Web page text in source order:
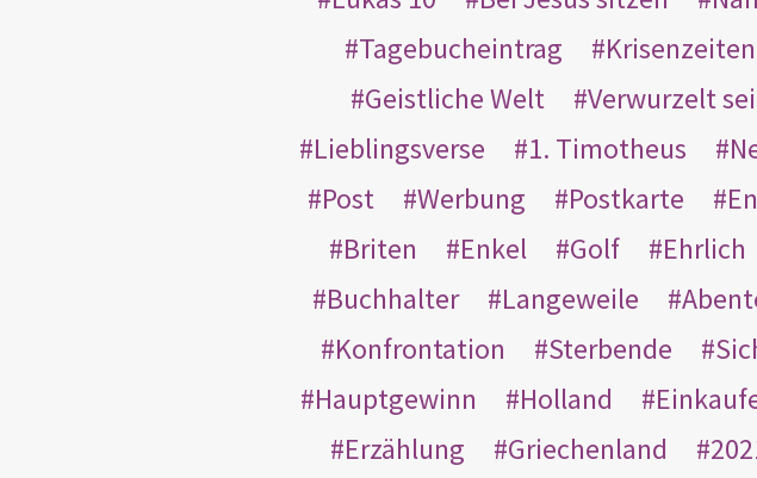
Tagebucheintrag
Krisenzeiten
Geistliche Welt
Verwurzelt
Lieblingsverse
1. Timotheus
Post
Werbung Postkarte
Briten
Enkel Golf Ehrlich
Buchhalter
Langeweile
Konfrontation
Sterbende
Hauptgewinn
Holland
Erzählung
Griechenland